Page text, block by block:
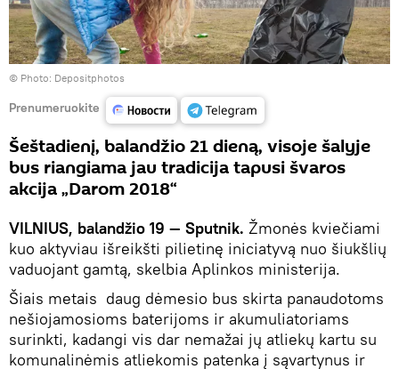
© Photo: Depositphotos
Prenumeruokite
Šeštadienį, balandžio 21 dieną, visoje šalyje
bus riangiama jau tradicija tapusi švaros
akcija „Darom 2018“
VILNIUS, balandžio 19 — Sputnik. Žmonės kviečiami
kuo aktyviau išreikšti pilietinę iniciatyvą nuo šiukšlių
vaduojant gamtą, skelbia Aplinkos ministerija.
Šiais metais daug dėmesio bus skirta panaudotoms
nešiojamosioms baterijoms ir akumuliatoriams
surinkti, kadangi vis dar nemažai jų atliekų kartu su
komunalinėmis atliekomis patenka į sąvartynus ir